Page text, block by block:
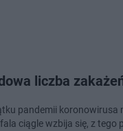
liczba
pandemii
ciągle wzbija się, z